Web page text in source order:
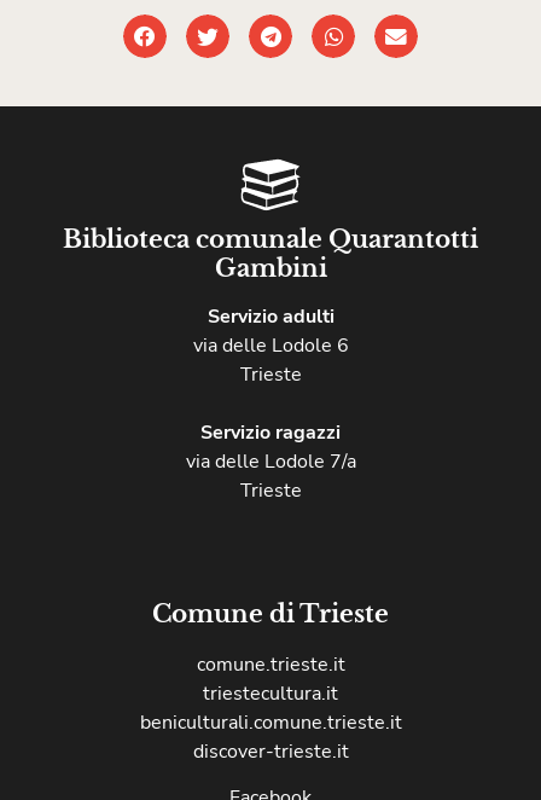
Biblioteca comunale Quarantotti
Gambini
Servizio adulti
via delle Lodole 6
Trieste
Servizio ragazzi
via delle Lodole 7/a
Trieste
Comune di Trieste
comune.trieste.it
triestecultura.it
beniculturali.comune.trieste.it
discover-trieste.it